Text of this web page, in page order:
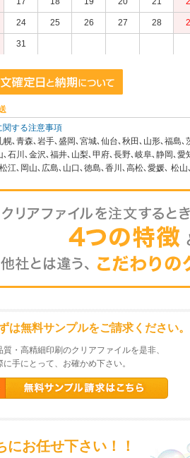
24 25 26 27 28
31
関する注意事項
幌､青森､岩手､盛岡､宮城､仙台､秋田､山形､福島
､石川､金沢､福井､山梨､甲府､長野､岐阜､静岡､
江､岡山､広島､山口､徳島､香川､高松､愛媛､ 松
は無料サンプルをご請求ください。
質・高精細印刷のクリアファイルを是非、
に手にとって、お確かめ下さい。
にお任せ下さい！！